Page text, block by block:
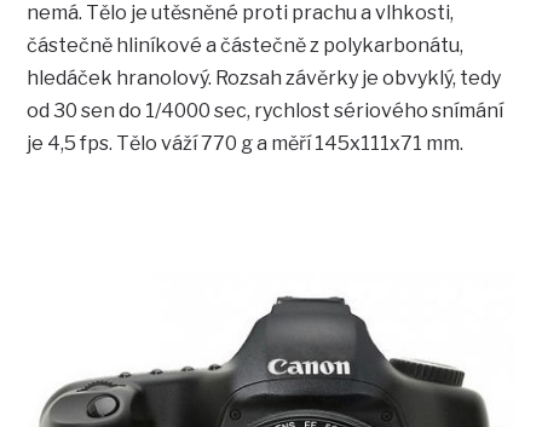
nemá. Tělo je utěsněné proti prachu a vlhkosti,
částečně hliníkové a částečně z polykarbonátu,
hledáček hranolový. Rozsah závěrky je obvyklý, tedy
od 30 sen do 1/4000 sec, rychlost sériového snímání
je 4,5 fps. Tělo váží 770 g a měří 145x111x71 mm.